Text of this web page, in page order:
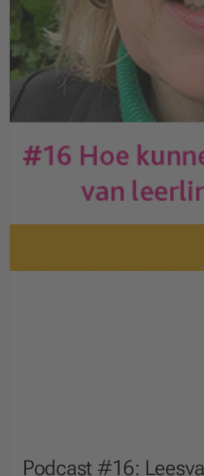
Podcast #16: